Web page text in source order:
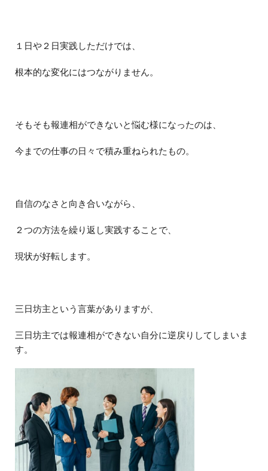
１日や２日実践しただけでは、
根本的な変化にはつながりません。
そもそも報連相ができないと悩む様になったのは、
今までの仕事の日々で積み重ねられたもの。
自信のなさと向き合いながら、
２つの方法を繰り返し実践することで、
現状が好転します。
三日坊主という言葉がありますが、
三日坊主では報連相ができない自分に逆戻りしてしまいま
す。